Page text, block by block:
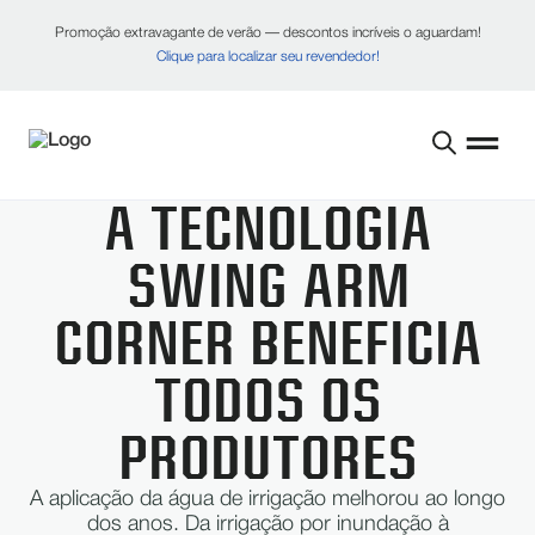
Promoção extravagante de verão — descontos incríveis o aguardam!
Clique para localizar seu revendedor!
A TECNOLOGIA
SWING ARM
CORNER BENEFICIA
TODOS OS
PRODUTORES
A aplicação da água de irrigação melhorou ao longo
dos anos. Da irrigação por inundação à